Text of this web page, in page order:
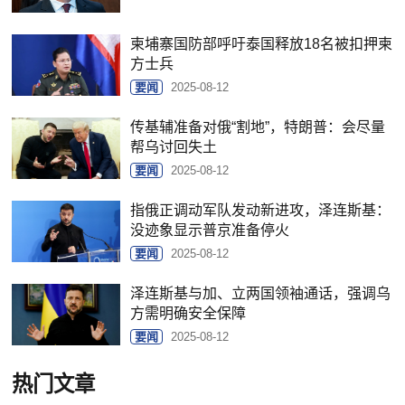
柬埔寨国防部呼吁泰国释放18名被扣押柬
方士兵
要闻 2025-08-12
传基辅准备对俄“割地”，特朗普：会尽量
帮乌讨回失土
要闻 2025-08-12
指俄正调动军队发动新进攻，泽连斯基：
没迹象显示普京准备停火
要闻 2025-08-12
泽连斯基与加、立两国领袖通话，强调乌
方需明确安全保障
要闻 2025-08-12
热门文章